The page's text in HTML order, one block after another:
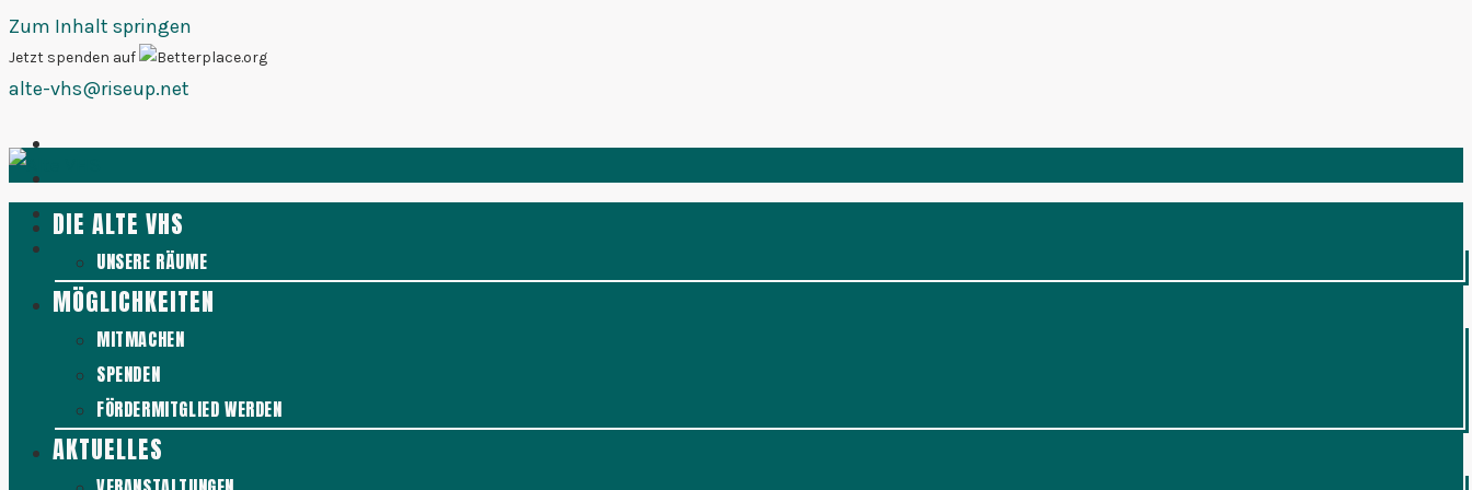
Zum Inhalt springen
Jetzt spenden auf
alte-vhs@riseup.net
DIE ALTE VHS
UNSERE RÄUME
MÖGLICHKEITEN
MITMACHEN
SPENDEN
FÖRDERMITGLIED WERDEN
AKTUELLES